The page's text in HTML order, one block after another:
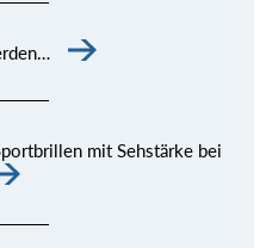
mit Sehstärke bei